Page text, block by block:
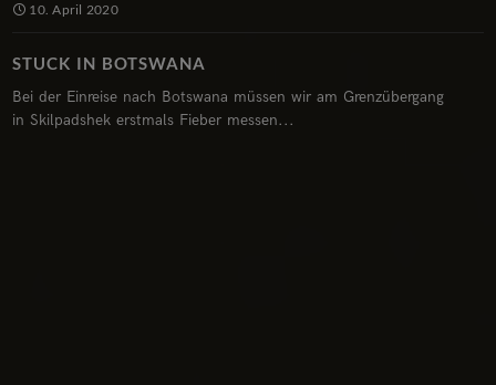
10. April 2020
STUCK IN BOTSWANA
Bei der Einreise nach Botswana müssen wir am Grenzübergang
in Skilpadshek erstmals Fieber messen...